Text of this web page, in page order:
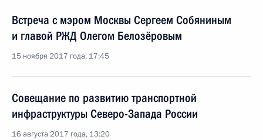
Встреча с мэром Москвы Сергеем Собяниным
и главой РЖД Олегом Белозёровым
15 ноября 2017 года, 17:45
Совещание по развитию транспортной
инфраструктуры Северо-Запада России
16 августа 2017 года, 13:20